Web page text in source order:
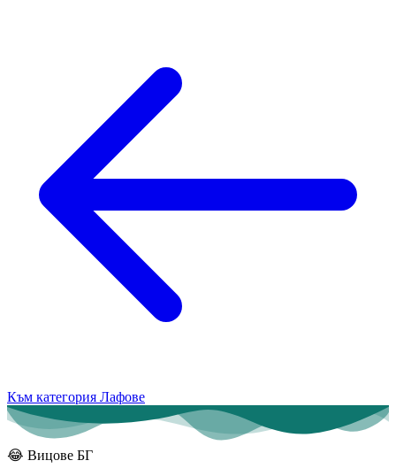
Към категория Лафове
😂 Вицове БГ